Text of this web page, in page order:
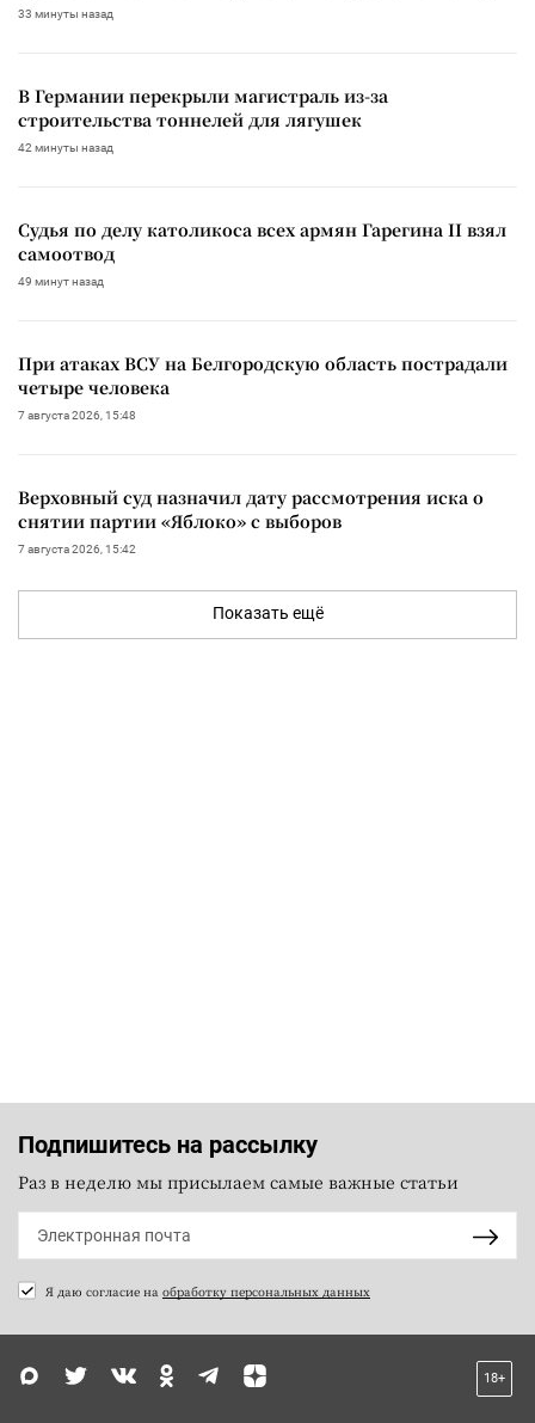
33 минуты назад
В Германии перекрыли магистраль из-за
строительства тоннелей для лягушек
42 минуты назад
Судья по делу католикоса всех армян Гарегина II взял
самоотвод
49 минут назад
При атаках ВСУ на Белгородскую область пострадали
четыре человека
7 августа 2026, 15:48
Верховный суд назначил дату рассмотрения иска о
снятии партии «Яблоко» с выборов
7 августа 2026, 15:42
Показать ещё
Подпишитесь на рассылку
Раз в неделю мы присылаем самые важные статьи
Я даю согласие на обработку персональных данных
18+